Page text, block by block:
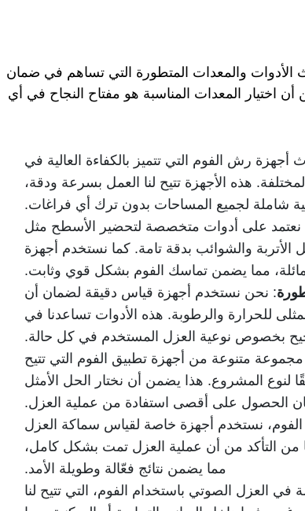
الأدوات والمعدات المتطورة التي تساهم في ضمان
اختيار المعدات المناسبة هو مفتاح النجاح في أي
رش الفوم التي تتميز بالكفاءة العالية في
هذه الأجهزة تتيح لنا العمل بسرعة ودقة،
شاملة لجميع المساحات بدون ترك أي فراغات.
نعتمد على أدوات متخصصة لتحضير الأسطح مثل
الأتربة والشوائب بدقة تامة. كما نستخدم أجهزة
مما يضمن تماسك الفوم بشكل قوي وثابت.
: نحن نستخدم أجهزة قياس دقيقة لضمان أن
للحرارة والرطوبة. هذه الأدوات تساعدنا في
بخصوص نوعية العزل المستخدم في كل حالة.
مجموعة متنوعة من أجهزة تطبيق الفوم التي تتيح
لنوع المشروع. هذا يضمن أن نختار الحل الأمثل
الحصول على أقصى استفادة من عملية العزل.
الفوم، نستخدم أجهزة خاصة لقياس سماكة العزل
من التأكد من أن عملية العزل تمت بشكل كامل،
مما يضمن نتائج فعّالة وطويلة الأمد.
في العزل الصوتي باستخدام الفوم، التي تتيح لنا